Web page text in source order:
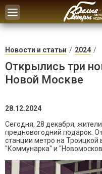
Toggle
navigation
Новости и статьи 2024
Открылись три
Новой Москве
28.12.2024
Сегодня, 28 декабря,
предновогодний подарок.
станции метро на Троицкой
"Коммунарка" и